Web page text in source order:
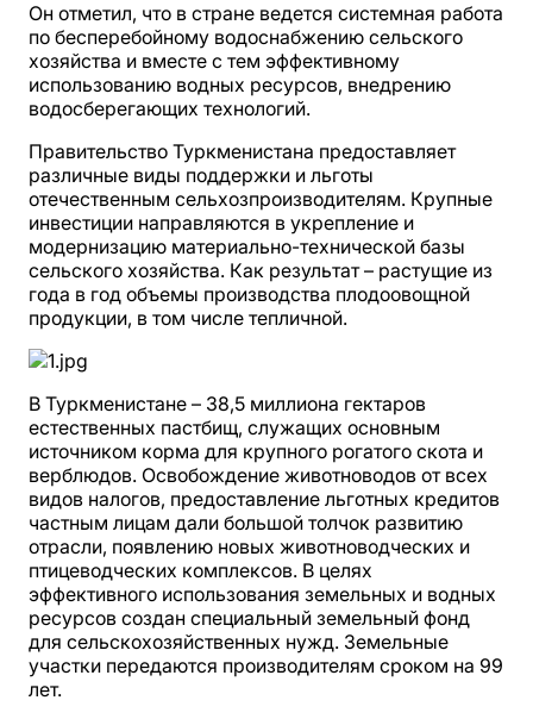
Он отметил, что в стране ведется системная работа
по бесперебойному водоснабжению сельского
хозяйства и вместе с тем эффективному
использованию водных ресурсов, внедрению
водосберегающих технологий.
Правительство Туркменистана предоставляет
различные виды поддержки и льготы
отечественным сельхозпроизводителям. Крупные
инвестиции направляются в укрепление и
модернизацию материально-технической базы
сельского хозяйства. Как результат – растущие из
года в год объемы производства плодоовощной
продукции, в том числе тепличной.
В Туркменистане – 38,5 миллиона гектаров
естественных пастбищ, служащих основным
источником корма для крупного рогатого скота и
верблюдов. Освобождение животноводов от всех
видов налогов, предоставление льготных кредитов
частным лицам дали большой толчок развитию
отрасли, появлению новых животноводческих и
птицеводческих комплексов. В целях
эффективного использования земельных и водных
ресурсов создан специальный земельный фонд
для сельскохозяйственных нужд. Земельные
участки передаются производителям сроком на 99
лет.